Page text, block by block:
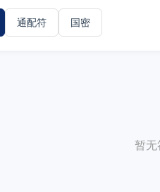
通配符 国密
暂无